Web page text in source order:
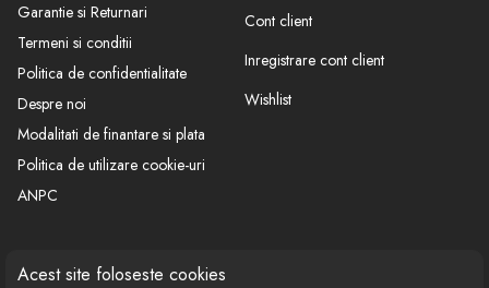
Acest site foloseste cookies
Garantie si Returnari
Termeni si conditii
Politica de confidentialitate
Despre noi
Modalitati de finantare si plata
Politica de utilizare cookie-uri
ANPC
Cont client
Inregistrare cont client
Wishlist
CONTACT